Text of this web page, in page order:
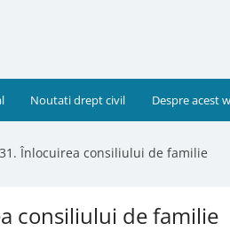
Noutati drept civil Despre acest
Înlocuirea consiliului de familie
consiliului de familie